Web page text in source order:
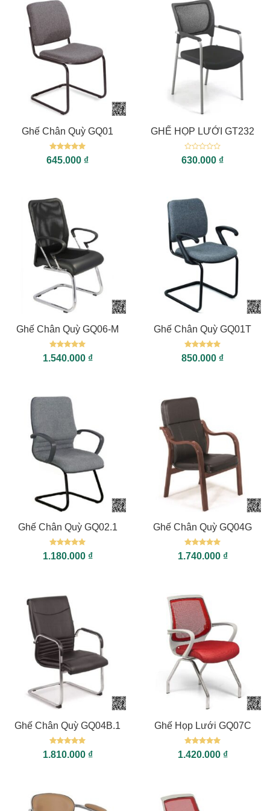
Ghế Chân Quỳ GQ01
Được xếp
hạng55
645.000 ₫
GHẾ HỌP LƯỚI GT232
Được
xếp
630.000 ₫
Ghế Chân Quỳ GQ06-M
Được xếp
hạng55
1.540.000 ₫
Ghế Chân Quỳ GQ01T
Được xếp
hạng55
850.000 ₫
Ghế Chân Quỳ GQ02.1
Được xếp
hạng55
1.180.000 ₫
Ghế Chân Quỳ GQ04G
Được xếp
hạng55
1.740.000 ₫
Ghế Chân Quỳ GQ04B.1
Được xếp
hạng55
1.810.000 ₫
Ghế Họp Lưới GQ07C
Được xếp
hạng55
1.420.000 ₫